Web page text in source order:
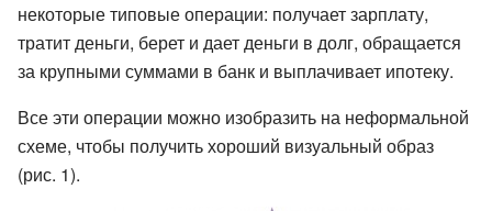
некоторые типовые операции: получает зарплату,
тратит деньги, берет и дает деньги в долг, обращается
за крупными суммами в банк и выплачивает ипотеку.
Все эти операции можно изобразить на неформальной
схеме, чтобы получить хороший визуальный образ
(рис. 1).